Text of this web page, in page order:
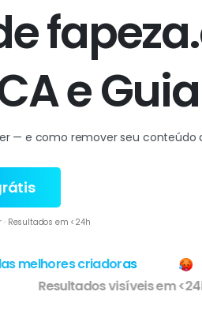
efapeza.
AeGuia
— e como remover seu conteúdo
Resultados em <24h
melhores criadoras
Resultados visíveis em